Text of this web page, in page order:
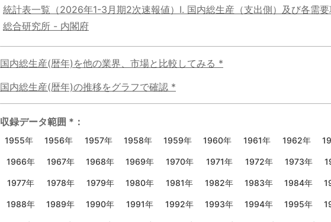
統計表一覧（2026年1-3月期2次速報値）Ⅰ. 国内総生産（支出側）及び各需
総合研究所 - 内閣府
国内総生産(暦年) を他の業界、市場と比較してみる *
国内総生産(暦年)の推移をグラフで確認 *
収録データ範囲 * ：
1955年 1956年 1957年 1958年 1959年 1960年 1961年 1962年
1966年 1967年 1968年 1969年 1970年 1971年 1972年 1973年
1977年 1978年 1979年 1980年 1981年 1982年 1983年 1984年
1988年 1989年 1990年 1991年 1992年 1993年 1994年 1995年